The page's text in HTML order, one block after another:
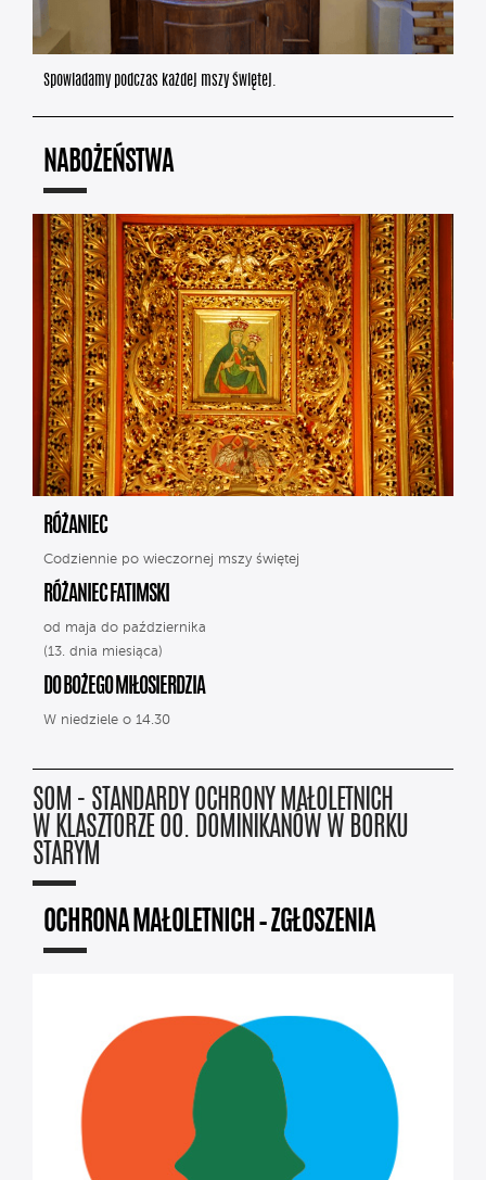
Spowiadamy podczas każdej mszy świętej.
NABOŻEŃSTWA
RÓŻANIEC
Codziennie po wieczornej mszy świętej
RÓŻANIEC FATIMSKI
od maja do października
(13. dnia miesiąca)
DO BOŻEGO MIŁOSIERDZIA
W niedziele o 14.30
SOM - STANDARDY OCHRONY MAŁOLETNICH
W KLASZTORZE OO. DOMINIKANÓW W BORKU
STARYM
OCHRONA MAŁOLETNICH – ZGŁOSZENIA